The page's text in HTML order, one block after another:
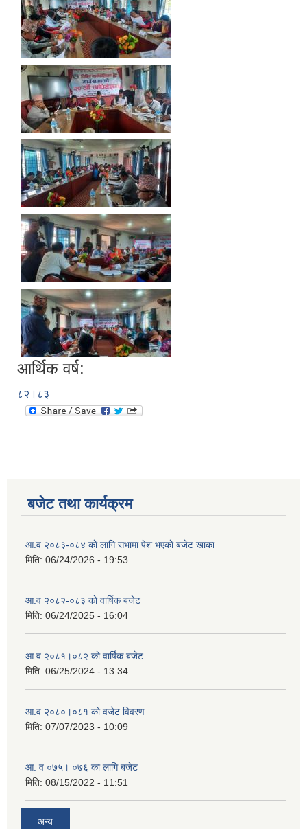
आर्थिक वर्ष:
८२।८३
बजेट तथा कार्यक्रम
आ.व २०८३-०८४ काे लागि सभामा पेश भएकाे बजेट खाका
मिति: 06/24/2026 - 19:53
आ.व २०८२-०८३ काे वार्षिक बजेट
मिति: 06/24/2025 - 16:04
आ.व २०८१।०८२ काे वार्षिक बजेट
मिति: 06/25/2024 - 13:34
आ.व २०८०।०८१ काे वजेट विवरण
मिति: 07/07/2023 - 10:09
आ. व ०७५। ०७६ का लागि बजेट
मिति: 08/15/2022 - 11:51
अन्य